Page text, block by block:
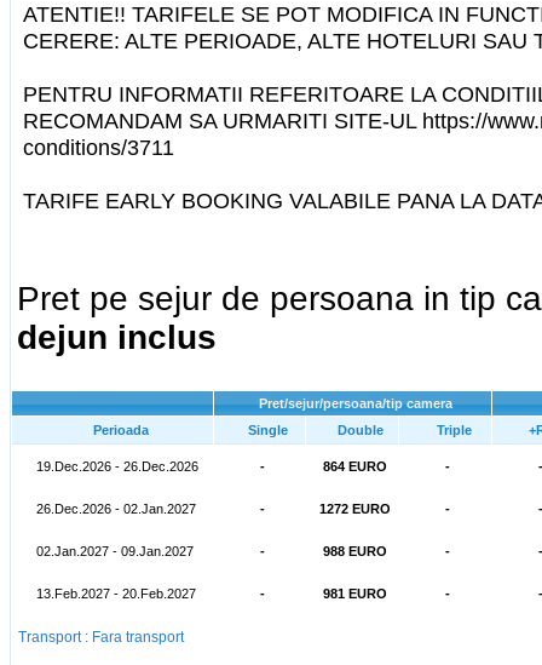
ATENTIE!! TARIFELE SE POT MODIFICA IN
CERERE: ALTE PERIOADE, ALTE HOTELURI SAU
PENTRU INFORMATII REFERITOARE LA
RECOMANDAM SA URMARITI SITE-UL https://
conditions/3711
TARIFE EARLY BOOKING VALABILE PANA LA
Pret pe sejur de persoana in tip
dejun inclus
Pret/sejur/persoana/tip camera
Perioada
Single Double Triple
19.Dec.2026 - 26.Dec.2026 - 864 EURO -
26.Dec.2026 - 02.Jan.2027 - 1272 EURO -
02.Jan.2027 - 09.Jan.2027 - 988 EURO -
13.Feb.2027 - 20.Feb.2027 - 981 EURO -
Transport : Fara transport